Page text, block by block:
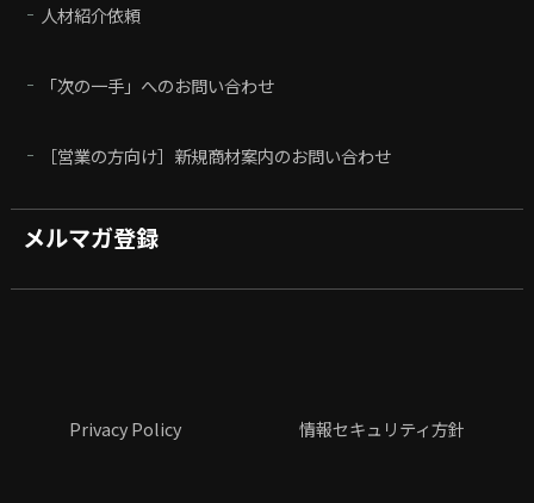
人材紹介依頼
「次の一手」へのお問い合わせ
［営業の方向け］新規商材案内のお問い合わせ
メルマガ登録
Privacy Policy 情報セキュリティ方針